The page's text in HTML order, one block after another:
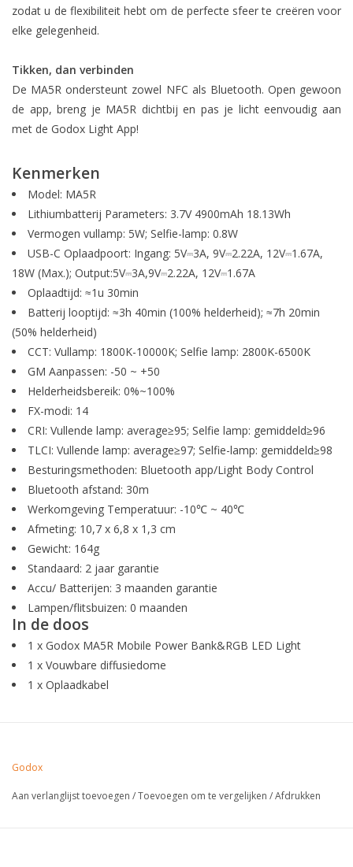
zodat u de flexibiliteit hebt om de perfecte sfeer te creëren voor
elke gelegenheid.
Tikken, dan verbinden
De MA5R ondersteunt zowel NFC als Bluetooth. Open gewoon
de app, breng je MA5R dichtbij en pas je licht eenvoudig aan
met de Godox Light App!
Kenmerken
Model: MA5R
Lithiumbatterij Parameters: 3.7V 4900mAh 18.13Wh
Vermogen vullamp: 5W; Selfie-lamp: 0.8W
USB-C Oplaadpoort: Ingang: 5V⎓3A, 9V⎓2.22A, 12V⎓1.67A,
18W (Max.); Output:5V⎓3A,9V⎓2.22A, 12V⎓1.67A
Oplaadtijd: ≈1u 30min
Batterij looptijd: ≈3h 40min (100% helderheid); ≈7h 20min
(50% helderheid)
CCT: Vullamp: 1800K-10000K; Selfie lamp: 2800K-6500K
GM Aanpassen: -50 ~ +50
Helderheidsbereik: 0%~100%
FX-modi: 14
CRI: Vullende lamp: average≥95; Selfie lamp: gemiddeld≥96
TLCI: Vullende lamp: average≥97; Selfie-lamp: gemiddeld≥98
Besturingsmethoden: Bluetooth app/Light Body Control
Bluetooth afstand: 30m
Werkomgeving Temperatuur: -10℃ ~ 40℃
Afmeting: 10,7 x 6,8 x 1,3 cm
Gewicht: 164g
Standaard: 2 jaar garantie
Accu/ Batterijen: 3 maanden garantie
Lampen/flitsbuizen: 0 maanden
In de doos
1 x Godox MA5R Mobile Power Bank&RGB LED Light
1 x Vouwbare diffusiedome
1 x Oplaadkabel
Godox
Aan verlanglijst toevoegen /Toevoegen om te vergelijken /Afdrukken